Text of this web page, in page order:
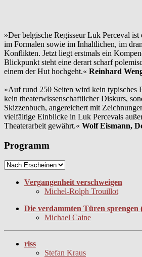
»Der belgische Regisseur Luk Perceval
im Formalen sowie im Inhaltlichen, im
Konflikten. Jetzt liegt erstmals ein
Blickpunkt steht eine derart scharf
einem der Hut hochgeht.« Reinhard
»Auf rund 250 Seiten wird kein typisches
kein theaterwissenschaftlicher Diskurs,
Skizzenbuch, angereichert mit
vielfältige Einblicke in Luk Percevals
Theaterarbeit gewährt.« Wolf Eismann,
Programm
Vergangenheit verschweigen
Michel-Rolph Trouillot
Die verdammten Türen sprengen
Michael Caine
riss
Stefan Kraus